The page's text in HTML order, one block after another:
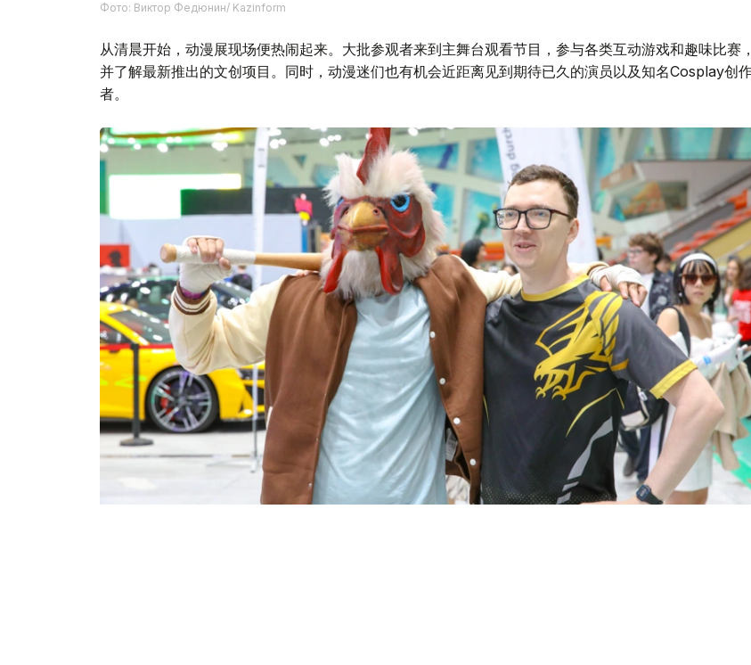
Фото: Виктор Федюнин/ Kazinform
从清晨开始，动漫展现场便热闹起来。大批参观者来到主舞台观看节目，参与各类互动游戏和趣味比赛，
并了解最新推出的文创项目。同时，动漫迷们也有机会近距离见到期待已久的演员以及知名Cosplay创
者。